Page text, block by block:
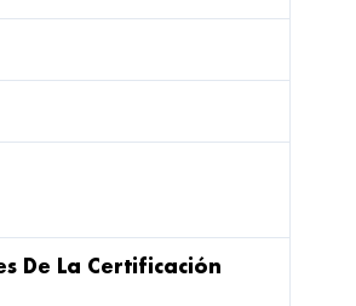
De La Certificación